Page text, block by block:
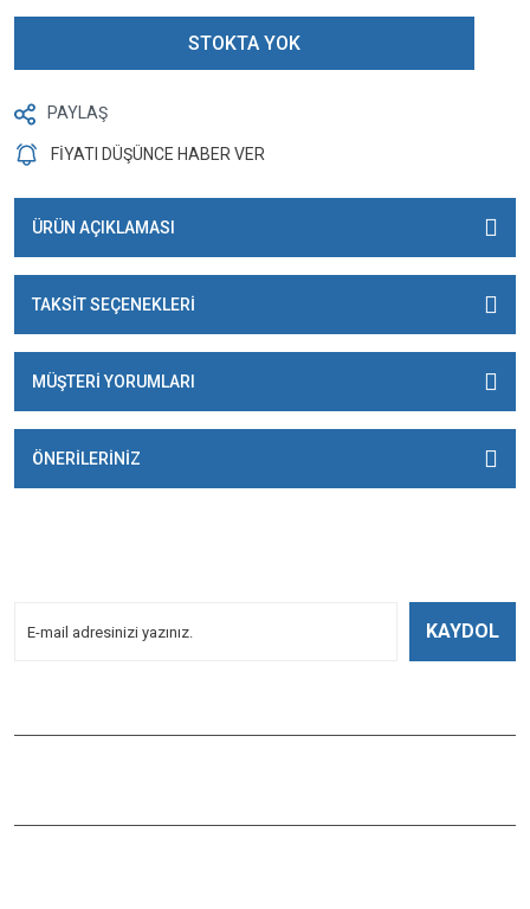
STOKTA YOK
PAYLAŞ
FİYATI DÜŞÜNCE HABER VER
ÜRÜN AÇIKLAMASI
TAKSİT SEÇENEKLERİ
MÜŞTERİ YORUMLARI
ÖNERİLERİNİZ
KAYDOL